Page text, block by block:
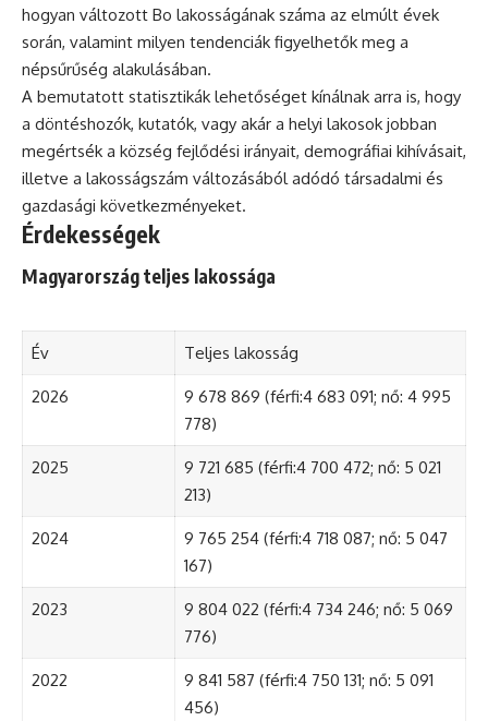
hogyan változott Bo lakosságának száma az elmúlt évek
során, valamint milyen tendenciák figyelhetők meg a
népsűrűség alakulásában.
A bemutatott statisztikák lehetőséget kínálnak arra is, hogy
a döntéshozók, kutatók, vagy akár a helyi lakosok jobban
megértsék a község fejlődési irányait, demográfiai kihívásait,
illetve a lakosságszám változásából adódó társadalmi és
gazdasági következményeket.
Érdekességek
Magyarország teljes lakossága
Év Teljes lakosság
2026
9 678 869 (férfi:4 683 091; nő: 4 995
778)
2025
9 721 685 (férfi:4 700 472; nő: 5 021
213)
2024
9 765 254 (férfi:4 718 087; nő: 5 047
167)
2023
9 804 022 (férfi:4 734 246; nő: 5 069
776)
2022
9 841 587 (férfi:4 750 131; nő: 5 091
456)